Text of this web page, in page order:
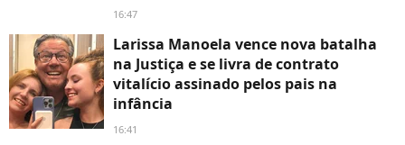
16:47
Larissa Manoela vence nova batalha
na Justiça e se livra de contrato
vitalício assinado pelos pais na
infância
16:41